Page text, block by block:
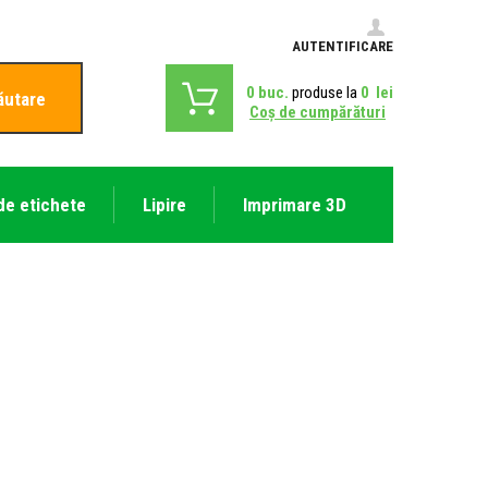
AUTENTIFICARE
0 buc. produse la 0 lei
Coş de cumpărături
etichete Lipire Imprimare 3D